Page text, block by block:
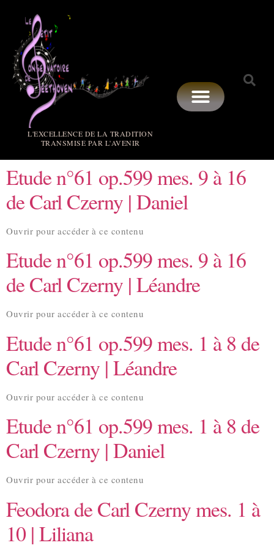
L'EXCELLENCE DE LA TRADITION
TRANSMISE PAR L'AVENIR
Etude n°61 op.599 mes. 9 à 16
de Carl Czerny | Daniel
Ouvrir pour accéder à ce contenu
Etude n°61 op.599 mes. 9 à 16
de Carl Czerny | Léandre
Ouvrir pour accéder à ce contenu
Etude n°61 op.599 mes. 1 à 8 de
Carl Czerny | Léandre
Ouvrir pour accéder à ce contenu
Etude n°61 op.599 mes. 1 à 8 de
Carl Czerny | Daniel
Ouvrir pour accéder à ce contenu
Feodora de Carl Czerny mes. 1 à
10 | Liliana